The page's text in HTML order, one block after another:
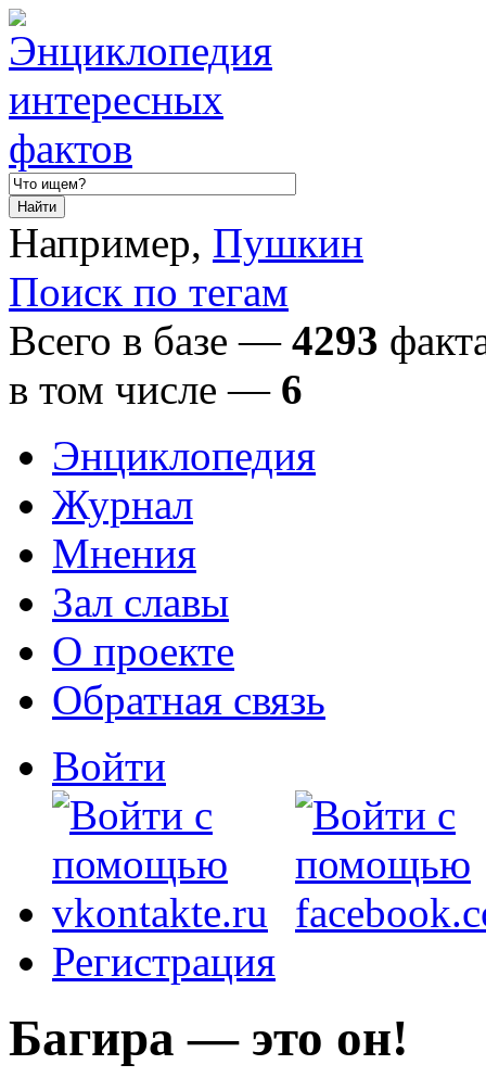
Например, Пушкин
Поиск по тегам
Всего в базе — 4293
в том числе— 6
Энциклопедия
Журнал
Мнения
Зал славы
О проекте
Обратная связь
Войти
Регистрация
Багира — это он!